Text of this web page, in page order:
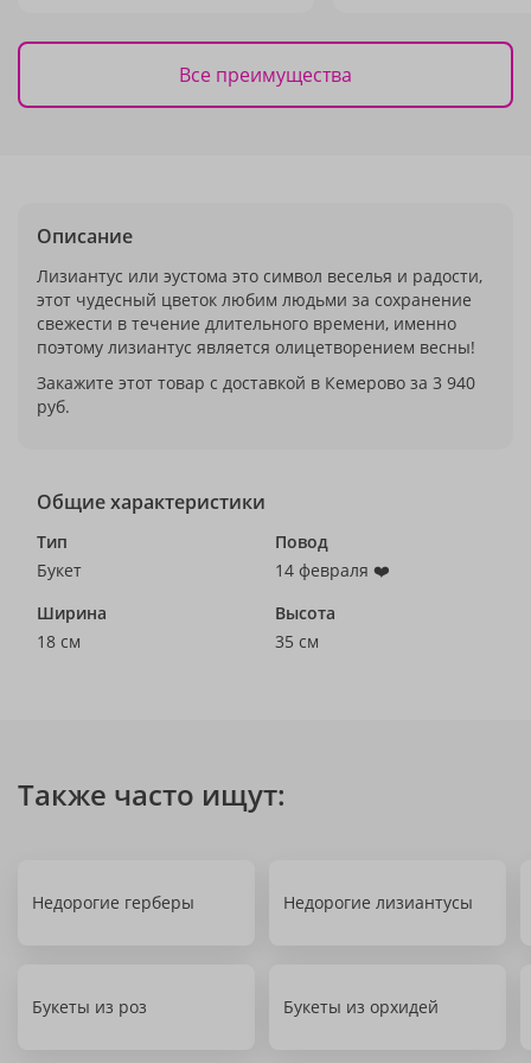
Все преимущества
Описание
Лизиантус или эустома это символ веселья и радости,
этот чудесный цветок любим людьми за сохранение
свежести в течение длительного времени, именно
поэтому лизиантус является олицетворением весны!
Закажите этот товар с доставкой в Кемерово за 3 940
руб.
Общие характеристики
Тип
Букет
Повод
14 февраля ❤️
Ширина
18 см
Высота
35 см
Также часто ищут:
Недорогие герберы Недорогие лизиантусы
Букеты из роз Букеты из орхидей